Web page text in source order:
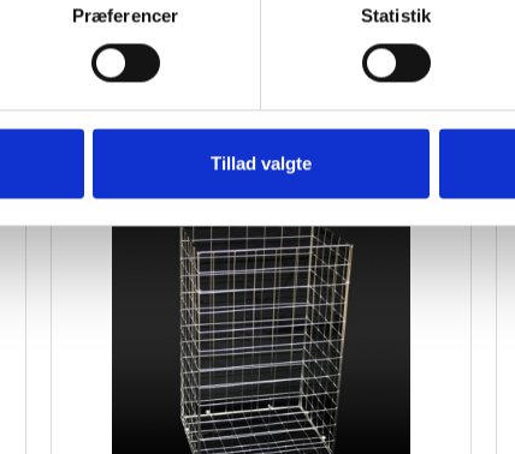
Præferencer Statistik
Tillad valgte